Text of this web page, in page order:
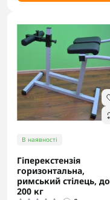
В наявності
Гіперекстензія
горизонтальна,
римський стілець, до
200 кг